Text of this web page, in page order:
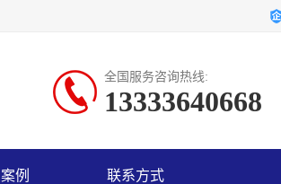
全国服务咨询热线:
13333640668
例 联系方式